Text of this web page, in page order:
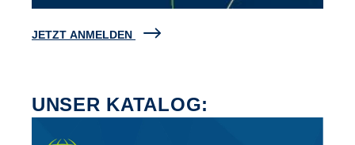
JETZT ANMELDEN
UNSER KATALOG: